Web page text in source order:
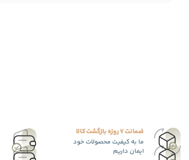
ضمانت 7 روزه بازگشت کالا
ما به کیفیت محصولات خود
ایمان داریم